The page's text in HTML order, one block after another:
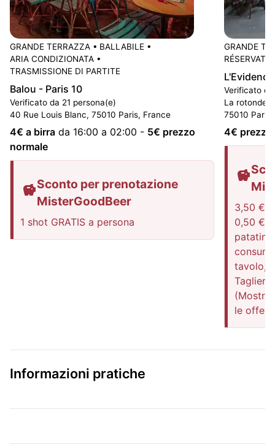
GRANDE TERRAZZA • BALLABILE •
ARIA CONDIZIONATA •
TRASMISSIONE DI PARTITE
Balou - Paris 10
Verificato da 21 persona(e)
40 Rue Louis Blanc, 75010 Paris, France
4€ a birra da 16:00 a 02:00 - 5€ prezzo
normale
Sconto per prenotazione
MisterGoodBeer
1 shot GRATIS a persona
GRANDE
L'Evidence
Verificato
La rotonde
75010
4€ prezzo
3,50 €
0,50 €).
patatine
tavolo,
Tagliere
le
Informazioni pratiche